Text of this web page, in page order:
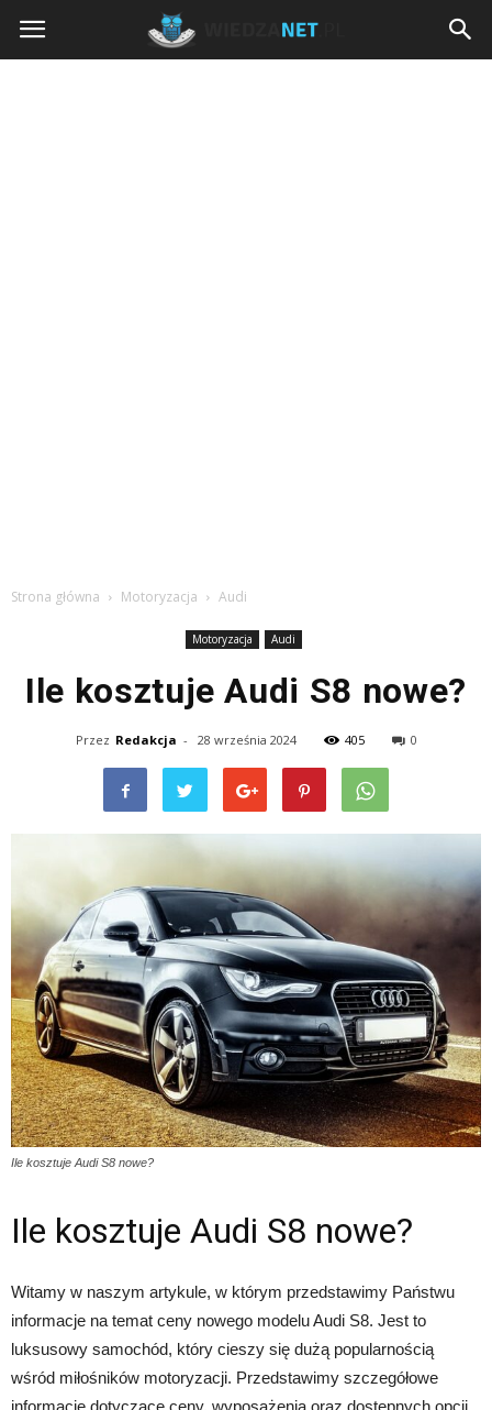
Wiedzanet.pl
Strona główna Motoryzacja Audi
Motoryzacja Audi
Ile kosztuje Audi S8 nowe?
Przez Redakcja - 28 września 2024 405 0
Ile kosztuje Audi S8 nowe?
Ile kosztuje Audi S8 nowe?
Witamy w naszym artykule, w którym przedstawimy Państwu
informacje na temat ceny nowego modelu Audi S8. Jest to
luksusowy samochód, który cieszy się dużą popularnością
wśród miłośników motoryzacji. Przedstawimy szczegółowe
informacje dotyczące ceny, wyposażenia oraz dostępnych opcji